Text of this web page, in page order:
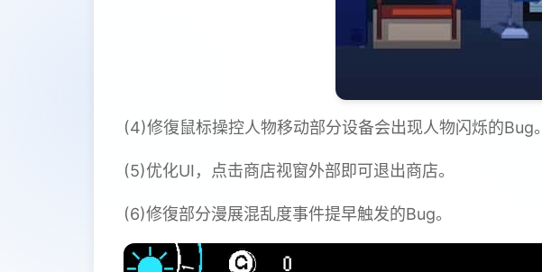
(4)修復鼠标操控人物移动部分设备会出现人物闪烁的Bug。
(5)优化UI，点击商店视窗外部即可退出商店。
(6)修復部分漫展混乱度事件提早触发的Bug。